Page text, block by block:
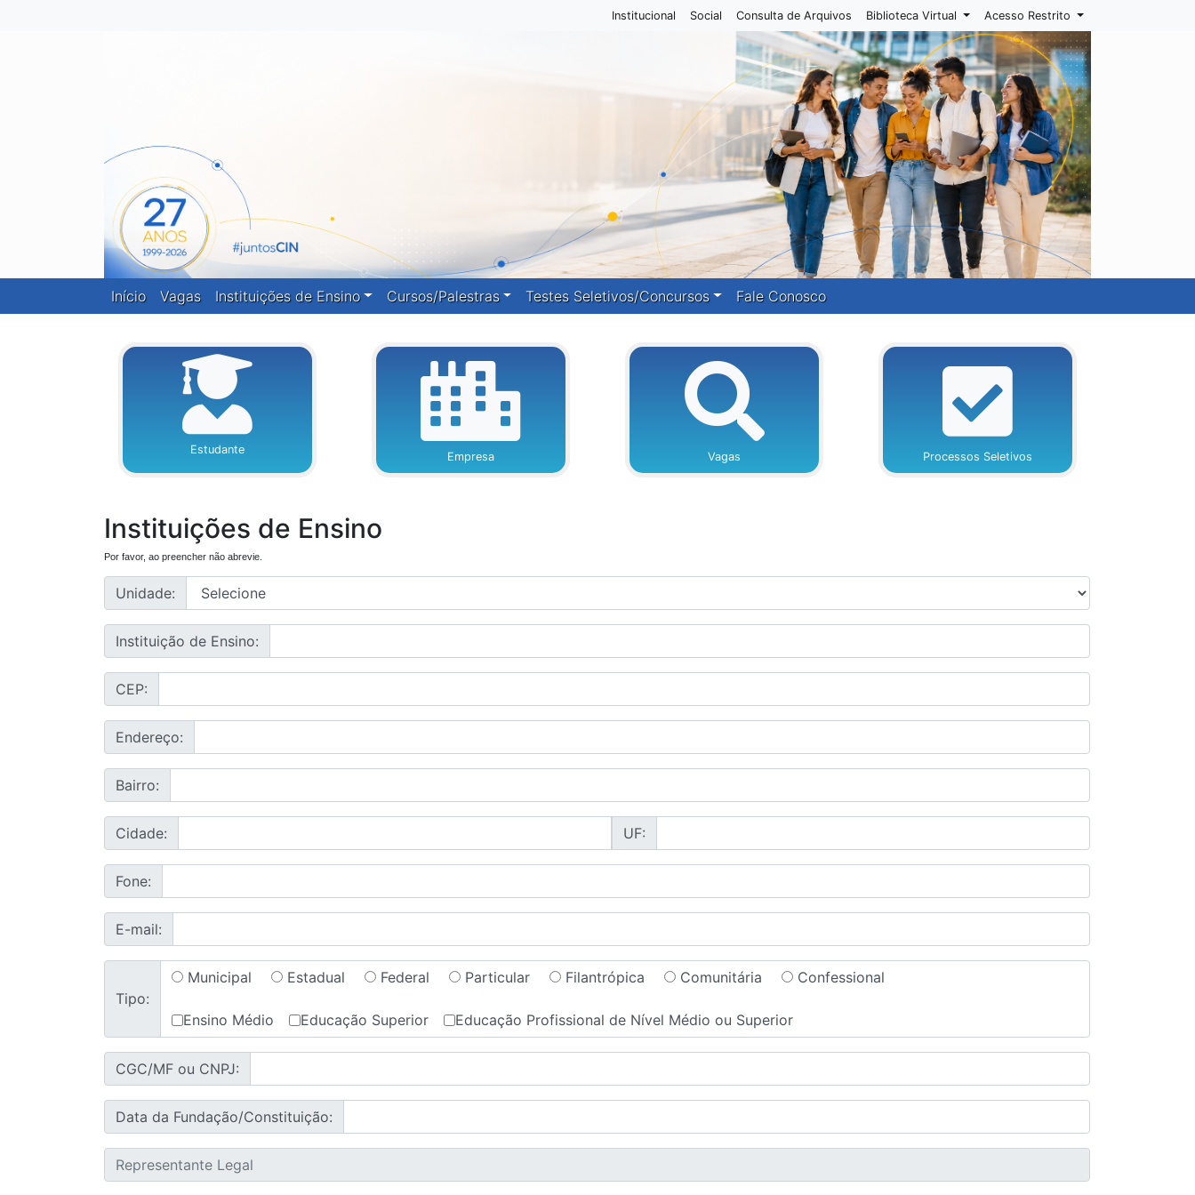
Institucional Social Consulta de Arquivos Biblioteca Virtual Acesso Restrito
Início Vagas Instituições de Ensino Cursos/Palestras Testes Seletivos/Concursos Fale Conosco
Estudante
Empresa Vagas Processos Seletivos
Instituições de Ensino
Por favor, ao preencher não abrevie.
Unidade:
Instituição de Ensino:
CEP:
Endereço:
Bairro:
Cidade: UF:
Fone:
E-mail:
Tipo:
Municipal Estadual Federal Particular Filantrópica Comunitária Confessional
Ensino Médio Educação Superior Educação Profissional de Nível Médio ou Superior
CGC/MF ou CNPJ:
Data da Fundação/Constituição: